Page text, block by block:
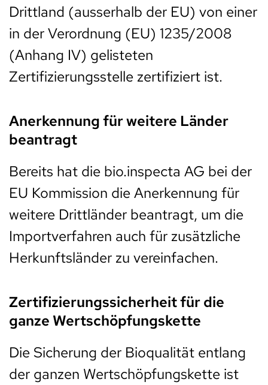
Drittland (ausserhalb der EU) von einer
in der Verordnung (EU) 1235/2008
(Anhang IV) gelisteten
Zertifizierungsstelle zertifiziert ist.
Anerkennung für weitere Länder
beantragt
Bereits hat die bio.inspecta AG bei der
EU Kommission die Anerkennung für
weitere Drittländer beantragt, um die
Importverfahren auch für zusätzliche
Herkunftsländer zu vereinfachen.
Zertifizierungssicherheit für die
ganze Wertschöpfungskette
Die Sicherung der Bioqualität entlang
der ganzen Wertschöpfungskette ist